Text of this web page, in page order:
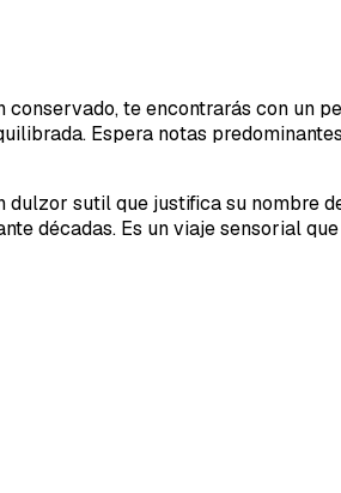
te encontrarás con un
Espera notas
sutil que justifica su nombre
décadas. Es un viaje sensorial